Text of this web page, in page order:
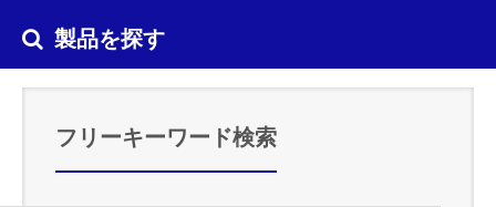
製品を探す
フリーキーワード検索